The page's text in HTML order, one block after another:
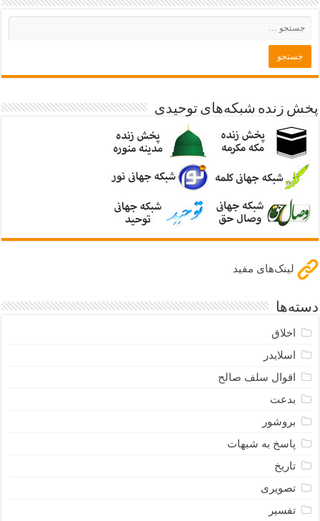
پخش زنده شبکه‌های توحیدی
لینک‌های مفید
دسته‌ها
اخلاق
اسلایدر
اقوال سلف صالح
بدعت
بروشور
پاسخ به شبهات
تاریخ
تصویری
تفسیر